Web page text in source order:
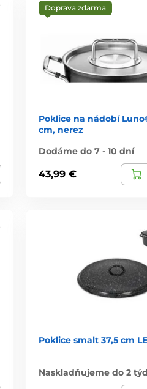
Doprava zdarma
Poklice na nádobí
cm, nerez
Dodáme do 7 - 10 dní
43,99 €
Poklice smalt 37,5 cm
Naskladňujeme do 2